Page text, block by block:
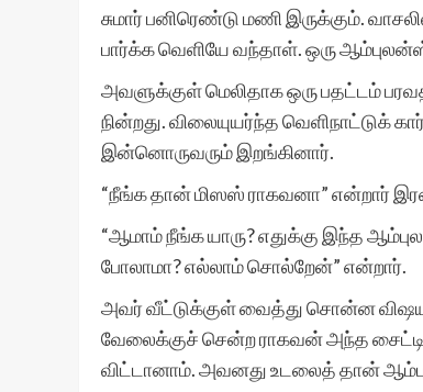
சுமார் பனிரெண்டு மணி இருக்கும்.
பார்க்க வெளியே வந்தாள். ஒரு
அவளுக்குள் மெலிதாக ஒரு பதட்டம்
நின்றது. விலையுயர்ந்த வெளிநாட்டுக்
இன்னொருவரும் இறங்கினார்.
“நீங்க தான் மிஸஸ் ராகவனா” என்றார்
“ஆமாம் நீங்க யாரு? எதுக்கு இந்த
போலாமா? எல்லாம் சொல்றேன்” என்றார்.
அவர் வீட்டுக்குள் வைத்து சொன்ன விஷயம்
வேலைக்குச் சென்ற ராகவன் அந்த சைட்டின்
விட்டானாம். அவனது உடலைத் தான்